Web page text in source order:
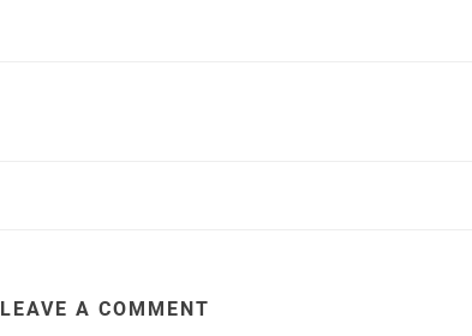
LEAVE A COMMENT